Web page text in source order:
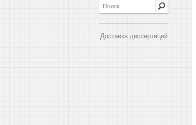
Доставка диссертаций